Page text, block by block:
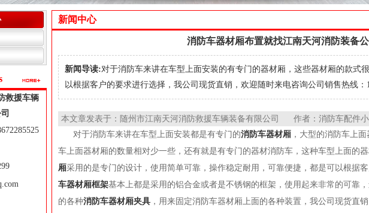
救援车辆
新闻中心
消防车器材厢布置就找江南天河消防装备公
新闻导读:对于消防车来讲在车型上面安装的有专门的器材厢，这些器材厢的款式
以根据客户的要求进行选择，我公司现货直销，欢迎随时来电咨询公司销售热线：
本文章发表于：随州市江南天河消防救援车辆装备有限公司 作者：消防车配
对于消防车来讲在车型上面安装都是有专门的消防车器材厢 ，大型的消防车上
车上面器材厢的数量相对少一些，还有就是有专门的器材消防车，这种车型上面的
厢采用的是专门的设计，使用简单可靠，操作稳定耐用，可靠便捷，都是可以根据
车器材厢框架基本上都是采用的铝合金或者是不锈钢的框架，使用起来非常的可靠
的各种消防车器材厢夹具 ，用来固定消防车器材厢上面的各种装置，我公司现货直